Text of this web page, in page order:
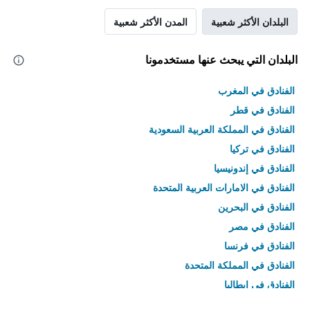
البلدان الأكثر شعبية المدن الأكثر شعبية
البلدان التي يبحث عنها مستخدمونا
الفنادق في المغرب
الفنادق في قطر
الفنادق في المملكة العربية السعودية
الفنادق في تركيا
الفنادق في إندونيسيا
الفنادق في الامارات العربية المتحدة
الفنادق في البحرين
الفنادق في مصر
الفنادق في فرنسا
الفنادق في المملكة المتحدة
الفنادق في إيطاليا